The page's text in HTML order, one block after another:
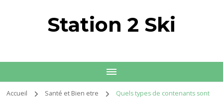
Station 2 Ski
Accueil Santé et Bien etre
Quels types de contenants sont